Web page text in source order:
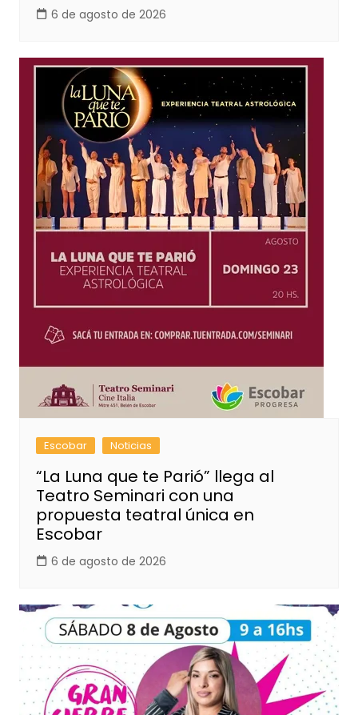
6 de agosto de 2026
Escobar Noticias
“La Luna que te Parió” llega al
Teatro Seminari con una
propuesta teatral única en
Escobar
6 de agosto de 2026